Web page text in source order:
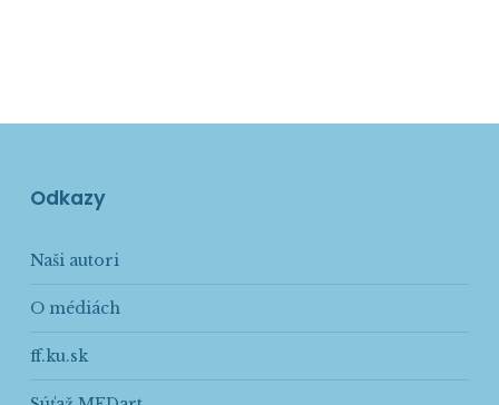
Odkazy
Naši autori
O médiách
ff.ku.sk